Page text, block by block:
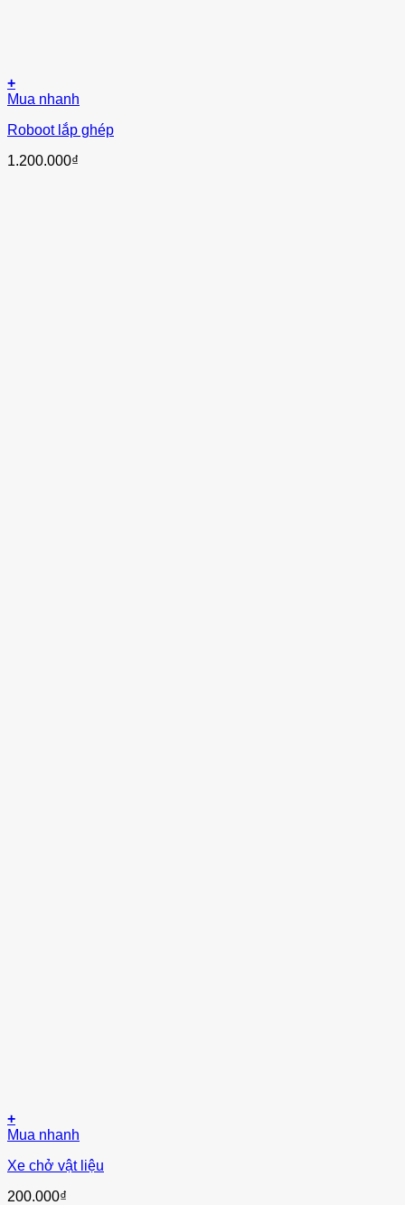
+
Mua nhanh
Roboot lắp ghép
1.200.000₫
+
Mua nhanh
Xe chở vật liệu
200.000₫